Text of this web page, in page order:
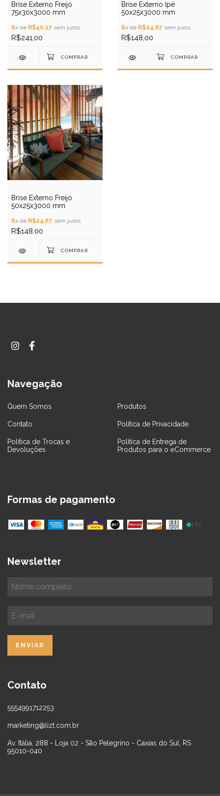
Brise Externo Freijó
75x30x3000 mm
6x de R$40,17 sem juros
R$241,00
Brise Externo Ipê
50x25x3000 mm
6x de R$24,67 sem juros
R$148,00
Brise Externo Freijó
50x25x3000 mm
6x de R$24,67 sem juros
R$148,00
Navegação
Quem Somos Produtos
Contato Política de Privacidade
Política de Trocas e
Devoluções
Política de Entrega de
Produtos para o eCommerce
Formas de pagamento
Newsletter
Contato
5554991712253
marketing@lizt.com.br
Av. Itália, 288 - Loja 02 - São Pelegrino - Caxias do Sul, RS
95010-040